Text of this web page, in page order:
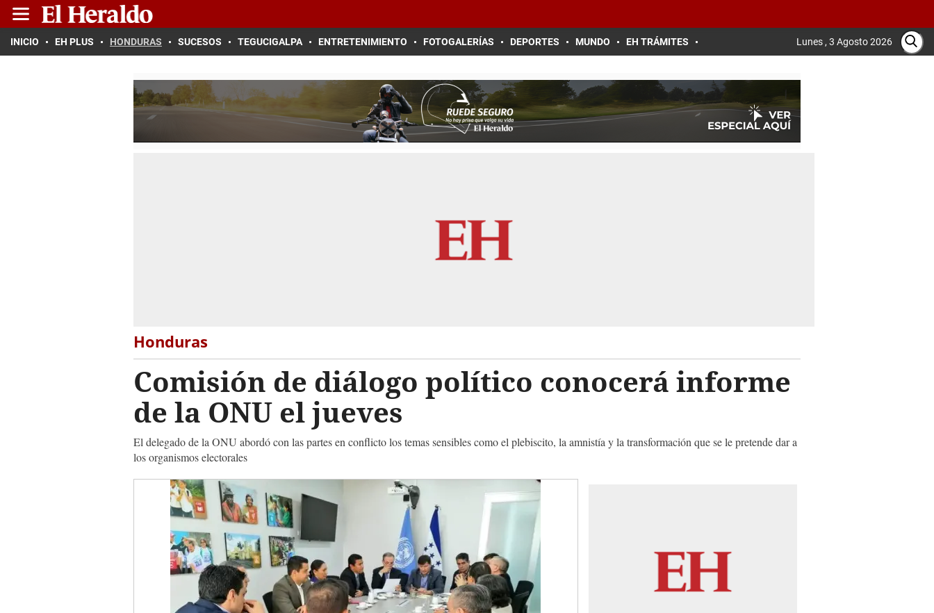
INICIO EH PLUS HONDURAS SUCESOS TEGUCIGALPA ENTRETENIMIENTO FOTOGALERÍAS DEPORTES MUNDO EH TRÁMITES Lunes , 3 Agosto 2026
Honduras
Comisión de diálogo político conocerá informe
de la ONU el jueves
El delegado de la ONU abordó con las partes en conflicto los temas sensibles como el plebiscito, la amnistía y la transformación que se le pretende dar a
los organismos electorales